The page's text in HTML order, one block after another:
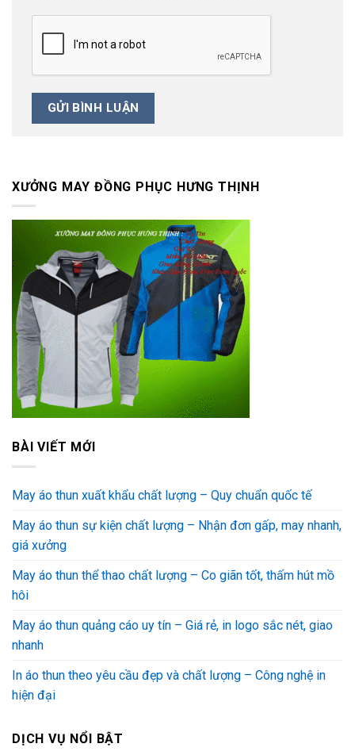
XƯỞNG MAY ĐỒNG PHỤC HƯNG THỊNH
BÀI VIẾT MỚI
May áo thun xuất khẩu chất lượng – Quy chuẩn quốc tế
May áo thun sự kiện chất lượng – Nhận đơn gấp, may nhanh,
giá xưởng
May áo thun thể thao chất lượng – Co giãn tốt, thấm hút mồ
hôi
May áo thun quảng cáo uy tín – Giá rẻ, in logo sắc nét, giao
nhanh
In áo thun theo yêu cầu đẹp và chất lượng – Công nghệ in
hiện đại
DỊCH VỤ NỔI BẬT